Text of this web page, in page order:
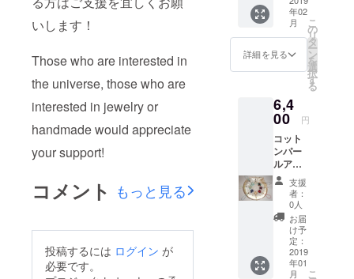
いします！
Those who are interested in
the universe, those who are
interested in jewelry or
handmade would appreciate
your support!
コメント もっと見る
投稿するには ログイン が
必要です。
了承く
ださ
い。
りま
す。 購
入する
際は太
かをお
選び下
さい。
※ニッケ
ルを含
む素材
ですの
でアレ
ルギー
のある
方はご
注意下
さい。
点セッ
トで
す。 自
分でカ
スタマ
イズす
きです
が、鞘
や持ち
手・
鍔・装
飾をし
た物を
希望す
る時は
相談に
乗りま
す。 (別
途新た
にリ
年02
月
詳細を見る
こ
の
リ
タ
ー
ン
を
選
択
す
る
6,4
00 円
コット
ンパー
ルア
ミュ
レット
スト
ラップ
シリー
ズ 1号
(ホワイ
ト)、
支援
者：
0人
お届
け予
定：
2019
年01
月
こ